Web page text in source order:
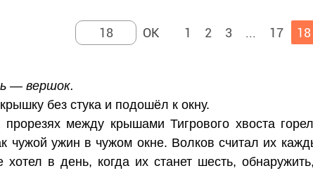
1 2 3 ... 17 18
— вершок.
без стука и подошёл к окну.
между крышами Тигрового хвоста
чужой ужин в чужом окне. Волков считал их
хотел в день, когда их станет шесть,